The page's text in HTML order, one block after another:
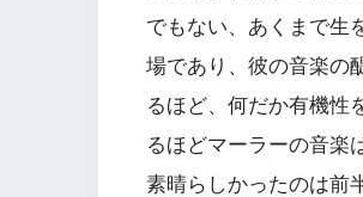
でもない、あくまで生
場であり、彼の音楽の
るほど、何だか有機性
るほどマーラーの音楽
素晴らしかったのは前